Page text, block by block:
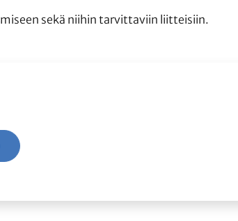
sekä niihin tarvittaviin liitteisiin.